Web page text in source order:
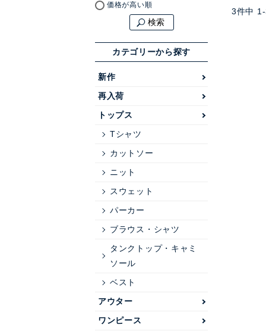
価格が高い順
検索
カテゴリーから探す
新作
再入荷
トップス
Tシャツ
カットソー
ニット
スウェット
パーカー
ブラウス・シャツ
タンクトップ・キャミ
ソール
ベスト
アウター
ワンピース
3件中 1 -